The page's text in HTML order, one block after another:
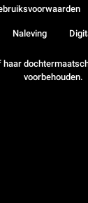
voorbehouden.
Naleving